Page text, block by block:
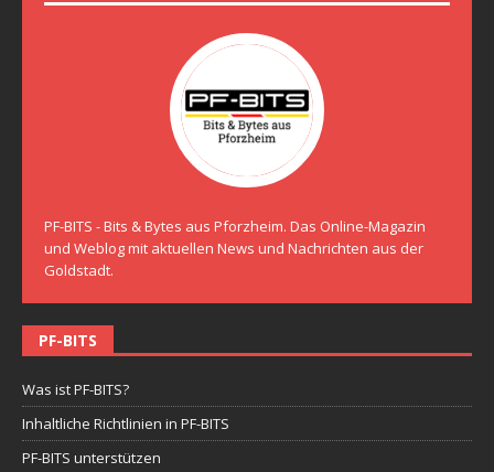
PF-BITS - Bits & Bytes aus Pforzheim. Das Online-Magazin
und Weblog mit aktuellen News und Nachrichten aus der
Goldstadt.
PF-BITS
Was ist PF-BITS?
Inhaltliche Richtlinien in PF-BITS
PF-BITS unterstützen